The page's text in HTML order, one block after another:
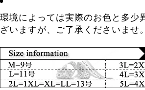
環境によっては実際のお色と多少
ざいますが、ご了承くださいませ。